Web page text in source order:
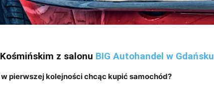
z salonu BIG Autohandel w Gdańsku
pierwszej kolejności chcąc kupić samochód?